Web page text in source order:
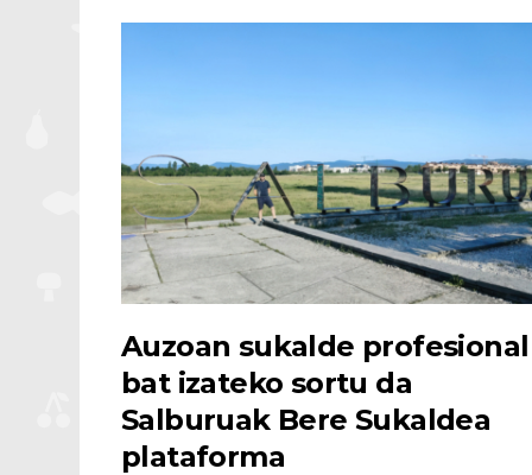
Auzoan sukalde profesional
bat izateko sortu da
Salburuak Bere Sukaldea
plataforma